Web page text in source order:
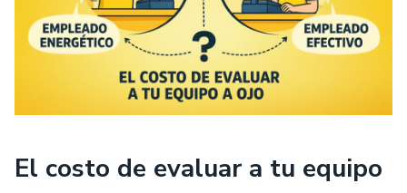
El costo de evaluar a tu equipo